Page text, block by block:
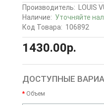
Производитель:
LOUIS
Наличие: Уточняйте
Код Товара: 106892
1430.00р.
ДОСТУПНЫЕ
Объем